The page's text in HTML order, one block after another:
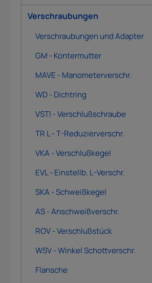
Verschraubungen
Verschraubungen und Adapter
GM - Kontermutter
MAVE - Manometerverschr.
WD - Dichtring
VSTI - Verschlußschraube
TR L - T-Reduzierverschr.
VKA - Verschlußkegel
EVL - Einstellb. L-Verschr.
SKA - Schweißkegel
AS - Anschweißverschr.
ROV - Verschlußstück
WSV - Winkel Schottverschr.
Flansche